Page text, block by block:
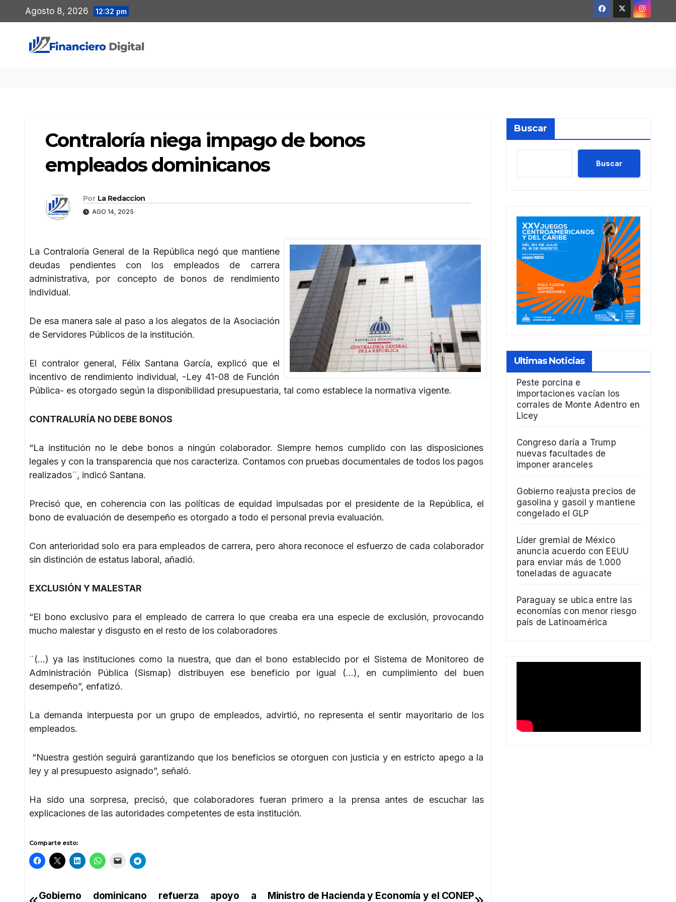
al
contenido
Agosto 8, 2026 12:32 pm
Contraloría niega impago de bonos
empleados dominicanos
Por La Redaccion
AGO 14, 2025
La Contraloría General de la República negó que mantiene
deudas pendientes con los empleados de carrera
administrativa, por concepto de bonos de rendimiento
individual.
De esa manera sale al paso a los alegatos de la Asociación
de Servidores Públicos de la institución.
El contralor general, Félix Santana García, explicó que el
incentivo de rendimiento individual, -Ley 41-08 de Función
Pública- es otorgado según la disponibilidad presupuestaria, tal como establece la normativa vigente.
CONTRALURÍA NO DEBE BONOS
“La institución no le debe bonos a ningún colaborador. Siempre hemos cumplido con las disposiciones
legales y con la transparencia que nos caracteriza. Contamos con pruebas documentales de todos los pagos
realizados¨, indicó Santana.
Precisó que, en coherencia con las políticas de equidad impulsadas por el presidente de la República, el
bono de evaluación de desempeño es otorgado a todo el personal previa evaluación.
Con anterioridad solo era para empleados de carrera, pero ahora reconoce el esfuerzo de cada colaborador
sin distinción de estatus laboral, añadió.
EXCLUSIÓN Y MALESTAR
“El bono exclusivo para el empleado de carrera lo que creaba era una especie de exclusión, provocando
mucho malestar y disgusto en el resto de los colaboradores
¨(…) ya las instituciones como la nuestra, que dan el bono establecido por el Sistema de Monitoreo de
Administración Pública (Sismap) distribuyen ese beneficio por igual (…), en cumplimiento del buen
desempeño”, enfatizó.
La demanda interpuesta por un grupo de empleados, advirtió, no representa el sentir mayoritario de los
empleados.
“Nuestra gestión seguirá garantizando que los beneficios se otorguen con justicia y en estricto apego a la
ley y al presupuesto asignado”, señaló.
Ha sido una sorpresa, precisó, que colaboradores fueran primero a la prensa antes de escuchar las
explicaciones de las autoridades competentes de esta institución.
Comparte esto:
Ministro de Hacienda y Economía y el CONEP
Gobierno dominicano refuerza apoyo a
Buscar
Buscar
Ultimas Noticias
Peste porcina e
importaciones vacían los
corrales de Monte Adentro en
Licey
Congreso daría a Trump
nuevas facultades de
imponer aranceles
Gobierno reajusta precios de
gasolina y gasoil y mantiene
congelado el GLP
Líder gremial de México
anuncia acuerdo con EEUU
para enviar más de 1.000
toneladas de aguacate
Paraguay se ubica entre las
economías con menor riesgo
país de Latinoamérica